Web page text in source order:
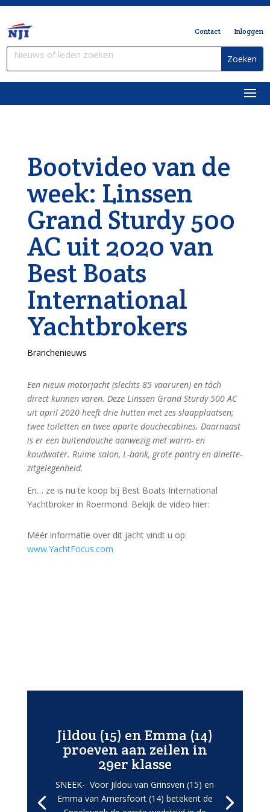
Contact Inloggen
Bootvideo van de
week: Linssen
Grand Sturdy 500
AC uit 2020 van
Best Boats
International
Yachtbrokers
Branchenieuws
Een nieuw motorjacht (slechts 85 vaaruren) en tóch
direct kunnen varen. Deze Linssen Grand Sturdy 500 AC
uit april 2020 heeft drie hutten met zes slaapplaatsen;
twee toiletten en twee aparte douchecabines. Daarnaast
is er een buitendouche aanwezig met warm- en
koudwater. Ruime salon, L-bank, grote pantry en dinette-
zitgelegenheid.
En… ze is nu te koop bij Best Boats International
Yachtbroker in Roermond. Bekijk de video hier:
Méér informatie over dit jacht vindt u op:
www.YachtFocus.com
Jildou (15) en Emma (14)
proeven aan zeilen in
29er klasse
SNEEK- Voor Jildou van Grinsven (15) en
Emma van Amersfoort (14) betekent de